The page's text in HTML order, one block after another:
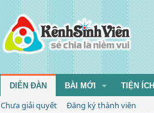
DIỄN ĐÀN BÀI MỚI TIỆN ÍCH
Chưa giải quyết
Đăng ký thành viên